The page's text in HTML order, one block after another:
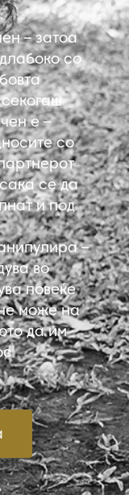
– затоа
со
секогаш
е –
со
се да
и под
–
во
повеќе
може на
да им